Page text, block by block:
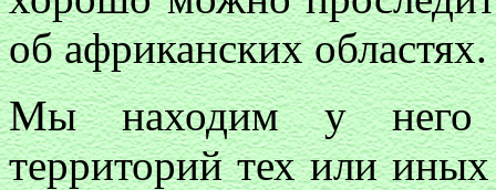
об африканских областях.
Мы находим у него
территорий тех или